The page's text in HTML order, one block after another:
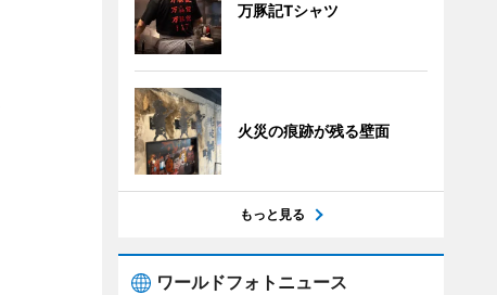
万豚記Tシャツ
火災の痕跡が残る壁面
もっと見る
ワールドフォトニュース